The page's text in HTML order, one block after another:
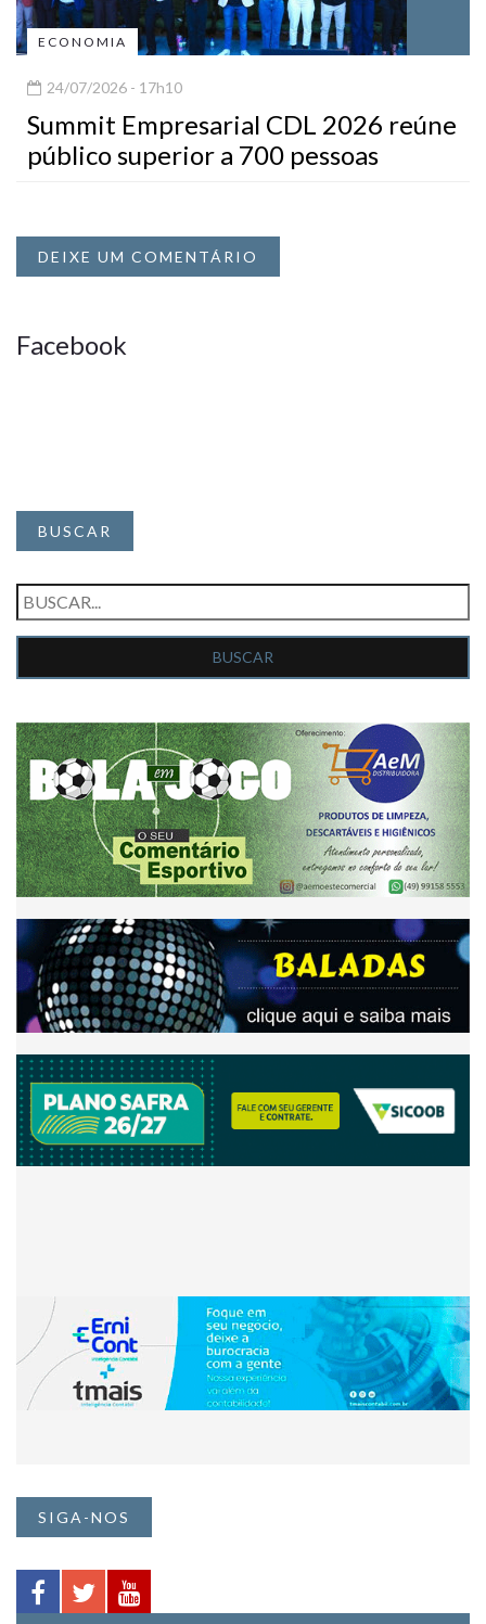
ECONOMIA
24/07/2026 - 17h10
Summit Empresarial CDL 2026 reúne
público superior a 700 pessoas
DEIXE UM COMENTÁRIO
Facebook
BUSCAR
SIGA-NOS